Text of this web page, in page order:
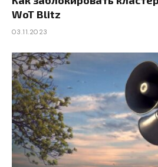
WoT Blitz
03.11.2023